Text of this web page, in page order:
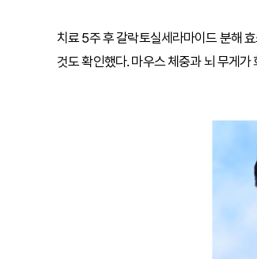
치료 5주 후 갈락토실세라마이드 분해
것도 확인했다. 마우스 체중과 뇌 무게